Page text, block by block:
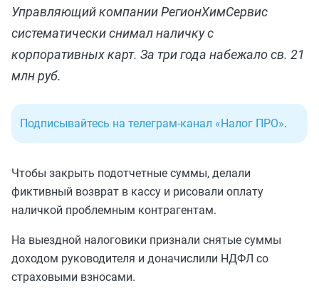
Управляющий компании РегионХимСервис
систематически снимал наличку с
корпоративных карт. За три года набежало св. 21
млн руб.
Подписывайтесь на телеграм-канал «Налог ПРО».
Чтобы закрыть подотчетные суммы, делали
фиктивный возврат в кассу и рисовали оплату
наличкой проблемным контрагентам.
На выездной налоговики признали снятые суммы
доходом руководителя и доначислили НДФЛ со
страховыми взносами.